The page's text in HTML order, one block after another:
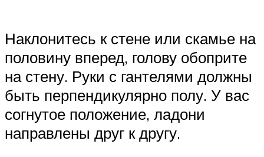
Наклонитесь к стене или скамье на
половину вперед, голову обоприте
на стену. Руки с гантелями должны
быть перпендикулярно полу. У вас
согнутое положение, ладони
направлены друг к другу.